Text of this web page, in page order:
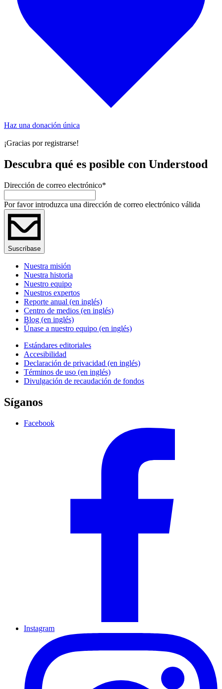
Haz una donación única
¡Gracias por registrarse!
Descubra qué es posible con Understood
Dirección de correo electrónico*
Por favor introduzca una dirección de correo electrónico válida
Suscríbase
Nuestra misión
Nuestra historia
Nuestro equipo
Nuestros expertos
Reporte anual (en inglés)
Centro de medios (en inglés)
Blog (en inglés)
Únase a nuestro equipo (en inglés)
Estándares editoriales
Accesibilidad
Declaración de privacidad (en inglés)
Términos de uso (en inglés)
Divulgación de recaudación de fondos
Síganos
Facebook
Instagram